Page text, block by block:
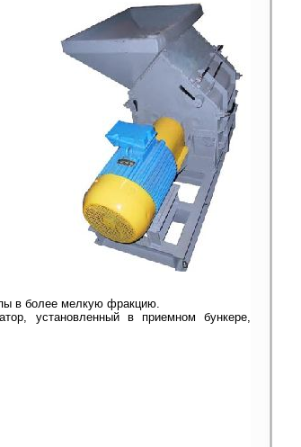
в более мелкую фракцию.
установленный в приемном бункере,